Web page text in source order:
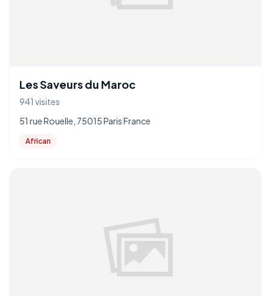
Les Saveurs du Maroc
941 visites
51 rue Rouelle, 75015 Paris France
African